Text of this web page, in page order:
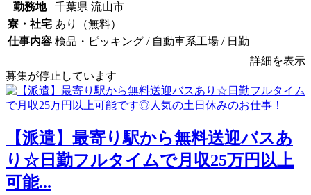
勤務地
千葉県 流山市
寮・社宅 あり（無料）
仕事内容 検品・ピッキング / 自動車系工場 / 日勤
詳細を表示
募集が停止しています
【派遣】最寄り駅から無料送迎バスあ
り☆日勤フルタイムで月収25万円以上
可能...